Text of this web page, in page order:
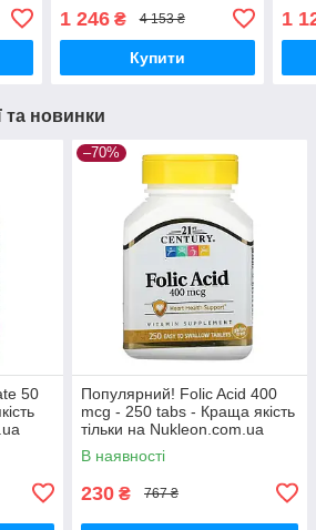
1 246₴ 4 153 ₴
Купити
1
та новинки
50
–70%
Популярний! Folic Acid 400
mcg - 250 tabs - Краща якість
тільки на Nukleon.com.ua
В наявності
230 ₴ 767 ₴